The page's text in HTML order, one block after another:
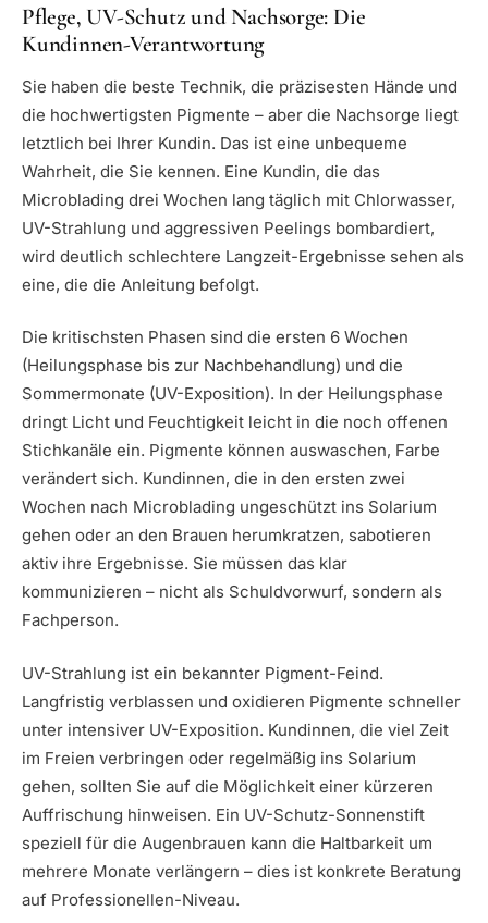
Pflege, UV-Schutz und Nachsorge: Die
Kundinnen-Verantwortung
Sie haben die beste Technik, die präzisesten Hände und
die hochwertigsten Pigmente – aber die Nachsorge liegt
letztlich bei Ihrer Kundin. Das ist eine unbequeme
Wahrheit, die Sie kennen. Eine Kundin, die das
Microblading drei Wochen lang täglich mit Chlorwasser,
UV-Strahlung und aggressiven Peelings bombardiert,
wird deutlich schlechtere Langzeit-Ergebnisse sehen als
eine, die die Anleitung befolgt.
Die kritischsten Phasen sind die ersten 6 Wochen
(Heilungsphase bis zur Nachbehandlung) und die
Sommermonate (UV-Exposition). In der Heilungsphase
dringt Licht und Feuchtigkeit leicht in die noch offenen
Stichkanäle ein. Pigmente können auswaschen, Farbe
verändert sich. Kundinnen, die in den ersten zwei
Wochen nach Microblading ungeschützt ins Solarium
gehen oder an den Brauen herumkratzen, sabotieren
aktiv ihre Ergebnisse. Sie müssen das klar
kommunizieren – nicht als Schuldvorwurf, sondern als
Fachperson.
UV-Strahlung ist ein bekannter Pigment-Feind.
Langfristig verblassen und oxidieren Pigmente schneller
unter intensiver UV-Exposition. Kundinnen, die viel Zeit
im Freien verbringen oder regelmäßig ins Solarium
gehen, sollten Sie auf die Möglichkeit einer kürzeren
Auffrischung hinweisen. Ein UV-Schutz-Sonnenstift
speziell für die Augenbrauen kann die Haltbarkeit um
mehrere Monate verlängern – dies ist konkrete Beratung
auf Professionellen-Niveau.